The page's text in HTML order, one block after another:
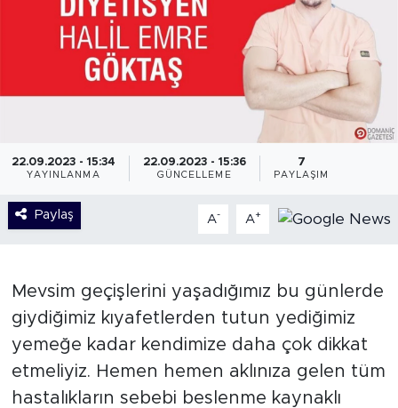
22.09.2023 - 15:34
YAYINLANMA
22.09.2023 - 15:36
GÜNCELLEME
7
PAYLAŞIM
Paylaş A- A+
Mevsim geçişlerini yaşadığımız bu günlerde
giydiğimiz kıyafetlerden tutun yediğimiz
yemeğe kadar kendimize daha çok dikkat
etmeliyiz. Hemen hemen aklınıza gelen tüm
hastalıkların sebebi beslenme kaynaklı